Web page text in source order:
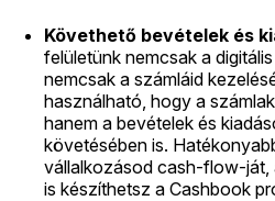
Követhető bevételek és
felületünk nemcsak a
nemcsak a számláid
használható, hogy a
hanem a bevételek és
követésében is.
vállalkozásod cash-flow-ját,
is készíthetsz a Cashbook